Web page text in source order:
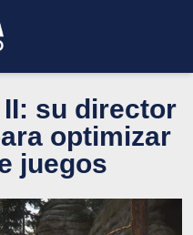
su director
optimizar
juegos